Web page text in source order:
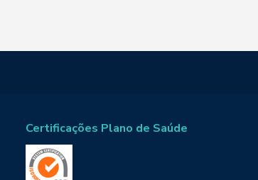
Certificações Plano de Saúde